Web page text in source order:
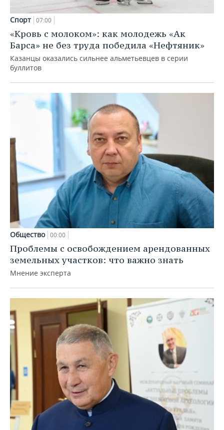
Спорт 07:00
«Кровь с молоком»: как молодежь «Ак
Барса» не без труда победила «Нефтяник»
Казанцы оказались сильнее альметьевцев в серии
буллитов
Общество 00:00
Проблемы с освобождением арендованных
земельных участков: что важно знать
Мнение эксперта